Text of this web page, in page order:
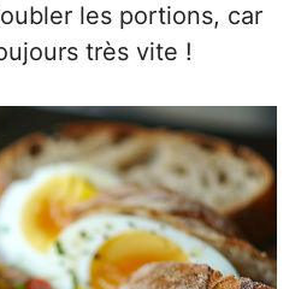
les portions, car
très vite !